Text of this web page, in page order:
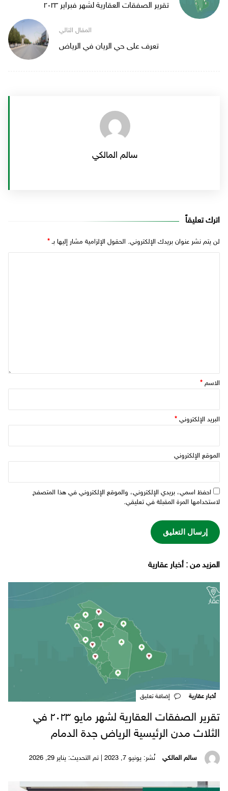
تقرير الصفقات العقارية لشهر فبراير ٢٠٢٣
تعرف على حي الريان في الرياض
سالم المالكي
اترك تعليقاً
لن يتم نشر عنوان بريدك الإلكتروني. الحقول الإلزامية مشار إليها بـ*
الاسم *
البريد الإلكتروني *
الموقع الإلكتروني
احفظ اسمي، بريدي الإلكتروني، والموقع الإلكتروني في هذا المتصفح
لاستخدامها المرة المقبلة في تعليقي.
‫المزيد من ‬: أخبار عقارية
أخبار عقارية
تقرير الصفقات العقارية لشهر مايو ٢٠٢٣ في
الثلاث مدن الرئيسية الرياض جدة الدمام
سالم المالكي نُشر: يونيو 7, 2023 | تم التحديث: يناير 29, 2026